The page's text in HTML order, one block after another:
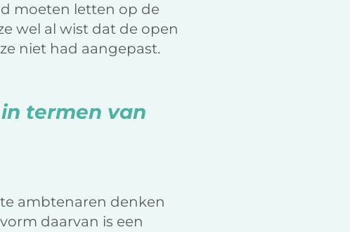
moeten letten op de
wel al wist dat de open
niet had aangepast.
termen van
ambtenaren denken
daarvan is een